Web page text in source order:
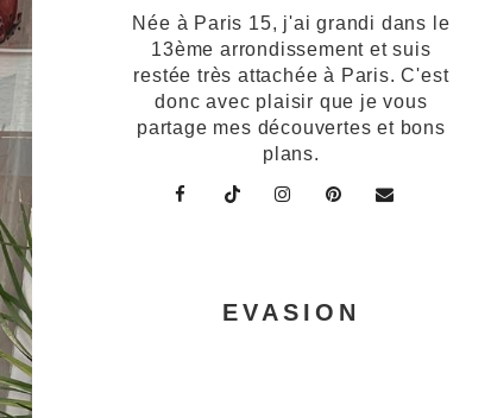
Née à Paris 15, j'ai grandi dans le
13ème arrondissement et suis
restée très attachée à Paris. C'est
donc avec plaisir que je vous
partage mes découvertes et bons
plans.
EVASION